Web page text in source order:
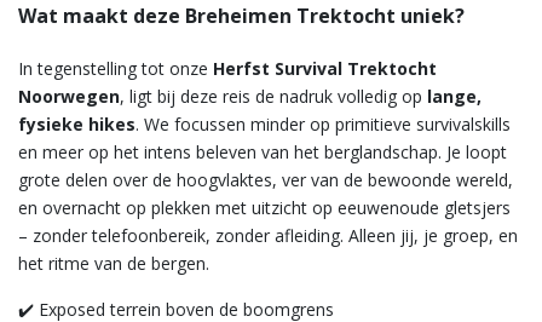
Wat maakt deze Breheimen Trektocht uniek?
In tegenstelling tot onze Herfst Survival Trektocht
Noorwegen, ligt bij deze reis de nadruk volledig op lange,
fysieke hikes. We focussen minder op primitieve survivalskills
en meer op het intens beleven van het berglandschap. Je loopt
grote delen over de hoogvlaktes, ver van de bewoonde wereld,
en overnacht op plekken met uitzicht op eeuwenoude gletsjers
– zonder telefoonbereik, zonder afleiding. Alleen jij, je groep, en
het ritme van de bergen.
✔️ Exposed terrein boven de boomgrens